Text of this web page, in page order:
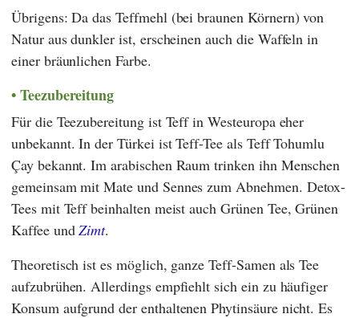
Übrigens: Da das Teffmehl (bei braunen Körnern) von
Natur aus dunkler ist, erscheinen auch die Waffeln in
einer bräunlichen Farbe.
Teezubereitung
Für die Teezubereitung ist Teff in Westeuropa eher
unbekannt. In der Türkei ist Teff-Tee als Teff Tohumlu
Çay bekannt. Im arabischen Raum trinken ihn Menschen
gemeinsam mit Mate und Sennes zum Abnehmen. Detox-
Tees mit Teff beinhalten meist auch Grünen Tee, Grünen
Kaffee undZimt.
Theoretisch ist es möglich, ganze Teff-Samen als Tee
aufzubrühen. Allerdings empfiehlt sich ein zu häufiger
Konsum aufgrund der enthaltenen Phytinsäure nicht. Es